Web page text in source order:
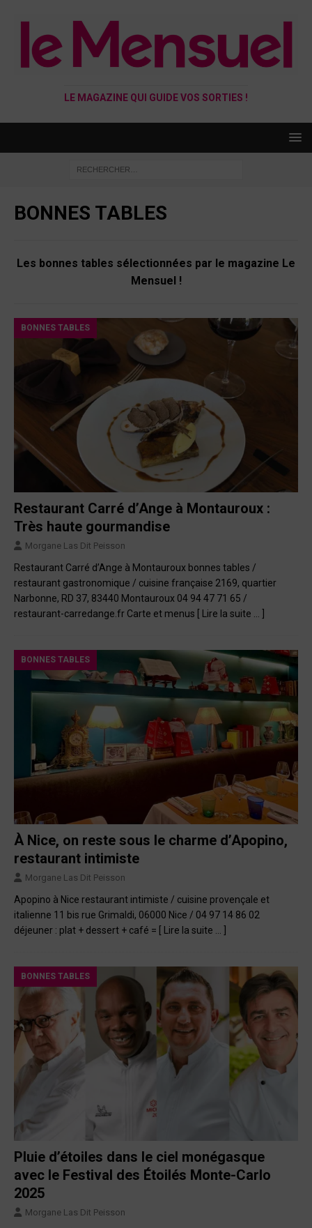
LE MAGAZINE QUI GUIDE VOS SORTIES !
BONNES TABLES
Les bonnes tables sélectionnées par le magazine Le
Mensuel !
BONNES TABLES
Restaurant Carré d’Ange à Montauroux :
Très haute gourmandise
Morgane Las Dit Peisson
Restaurant Carré d’Ange à Montauroux bonnes tables /
restaurant gastronomique / cuisine française 2169, quartier
Narbonne, RD 37, 83440 Montauroux 04 94 47 71 65 /
restaurant-carredange.fr Carte et menus
[ Lire la suite … ]
BONNES TABLES
À Nice, on reste sous le charme d’Apopino,
restaurant intimiste
Morgane Las Dit Peisson
Apopino à Nice restaurant intimiste / cuisine provençale et
italienne 11 bis rue Grimaldi, 06000 Nice / 04 97 14 86 02
déjeuner : plat + dessert + café =
[ Lire la suite … ]
BONNES TABLES
Pluie d’étoiles dans le ciel monégasque
avec le Festival des Étoilés Monte-Carlo
2025
Morgane Las Dit Peisson